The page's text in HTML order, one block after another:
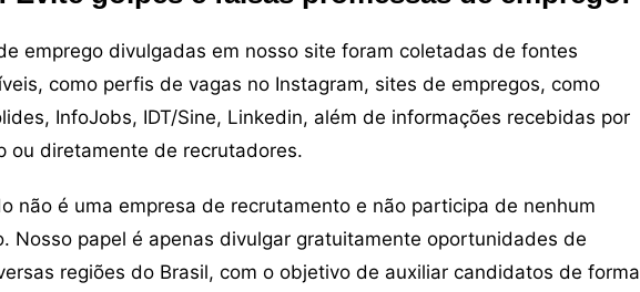
emprego divulgadas em nosso site foram coletadas de fontes
como perfis de vagas no Instagram, sites de empregos, como
InfoJobs, IDT/Sine, Linkedin, além de informações recebidas por
ou diretamente de recrutadores.
não é uma empresa de recrutamento e não participa de nenhum
Nosso papel é apenas divulgar gratuitamente oportunidades de
regiões do Brasil, com o objetivo de auxiliar candidatos de forma